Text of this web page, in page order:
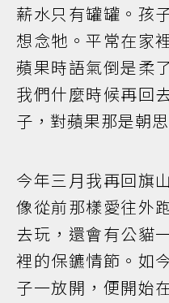
薪水只有罐罐。孩
想念牠。平常在家
蘋果時語氣倒是柔
我們什麼時候再回
子，對蘋果那是朝
今年三月我再回旗
像從前那樣愛往外
去玩，還會有公貓
裡的保鑣情節。如
子一放開，便開始